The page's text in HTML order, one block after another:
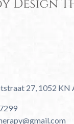
27, 1052 KN